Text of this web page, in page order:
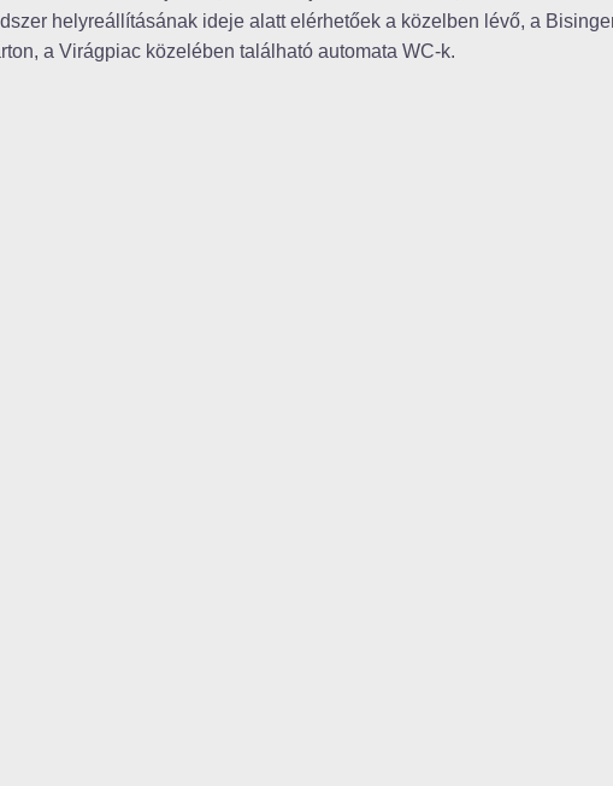
helyreállításának ideje alatt elérhetőek a közelben lévő, a
a Virágpiac közelében található automata WC-k.